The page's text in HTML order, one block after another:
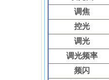
调焦
控光
调光
调光频率
频闪